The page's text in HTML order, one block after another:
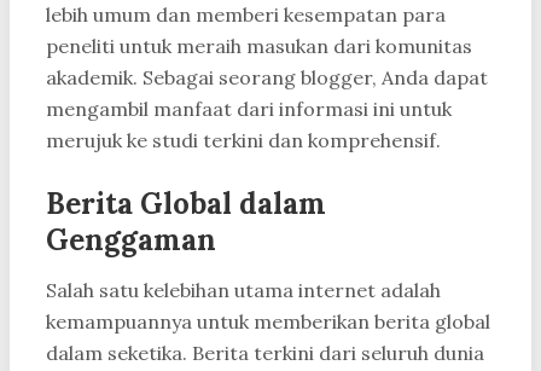
lebih umum dan memberi kesempatan para
peneliti untuk meraih masukan dari komunitas
akademik. Sebagai seorang blogger, Anda dapat
mengambil manfaat dari informasi ini untuk
merujuk ke studi terkini dan komprehensif.
Berita Global dalam
Genggaman
Salah satu kelebihan utama internet adalah
kemampuannya untuk memberikan berita global
dalam seketika. Berita terkini dari seluruh dunia